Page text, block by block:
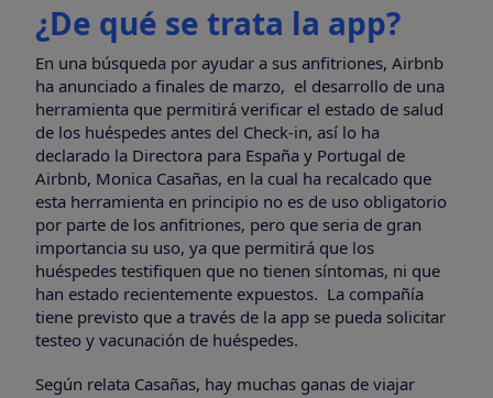
¿De qué se trata la app?
En una búsqueda por ayudar a sus anfitriones, Airbnb
ha anunciado a finales de marzo, el desarrollo de una
herramienta que permitirá verificar el estado de salud
de los huéspedes antes del Check-in, así lo ha
declarado la Directora para España y Portugal de
Airbnb, Monica Casañas, en la cual ha recalcado que
esta herramienta en principio no es de uso obligatorio
por parte de los anfitriones, pero que seria de gran
importancia su uso, ya que permitirá que los
huéspedes testifiquen que no tienen síntomas, ni que
han estado recientemente expuestos. La compañía
tiene previsto que a través de la app se pueda solicitar
testeo y vacunación de huéspedes.
Según relata Casañas, hay muchas ganas de viajar